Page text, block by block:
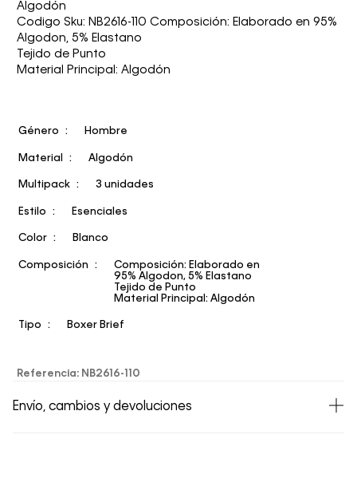
Algodón
Codigo Sku: NB2616-110 Composición: Elaborado en 95%
Algodon, 5% Elastano
Tejido de Punto
Material Principal: Algodón
Género Hombre
Material Algodón
Multipack 3 unidades
Estilo Esenciales
Color Blanco
Composición
Composición: Elaborado en
95% Algodon, 5% Elastano
Tejido de Punto
Material Principal: Algodón
Tipo Boxer Brief
Referencia: NB2616-110
Envío, cambios y devoluciones